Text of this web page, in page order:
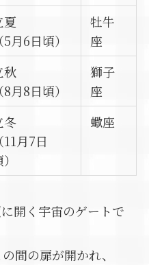
夏
（5月6日頃）
牡牛
座
秋
（8月8日頃）
獅子
座
冬
（11月7日
蠍座
開く宇宙のゲートで
間の扉が開かれ、